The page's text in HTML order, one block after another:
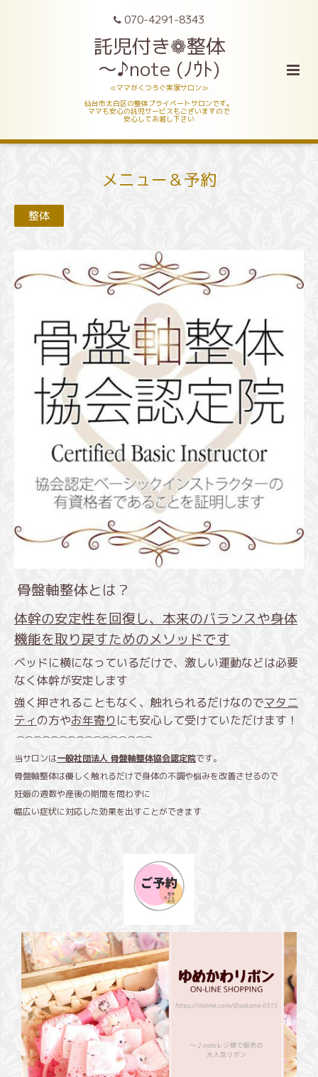
070-4291-8343
託児付き❁整体
～♪note (ﾉｳﾄ)
≪ママがくつろぐ実家サロン≫
仙台市太白区の整体プライベートサロンです。
ママも安心の託児サービスもございますので
安心してお越し下さい
メニュー＆予約
整体
骨盤軸整体とは？
体幹の安定性を回復し、本来のバランスや身体
機能を取り戻すためのメソッドです
ベッドに横になっているだけで、激しい運動などは必要
なく体幹が安定します
強く押されることもなく、触れられるだけなのでマタニ
ティの方やお年寄りにも安心して受けていただけます！
⌒⌒⌒⌒⌒⌒⌒⌒⌒⌒⌒⌒⌒⌒⌒⌒
当サロンは一般社団法人 骨盤軸整体協会認定院です。
骨盤軸整体は優しく触れるだけで身体の不調や悩みを改善させるので
妊娠の週数や産後の期間を問わずに
幅広い症状に対応した効果を出すことができます